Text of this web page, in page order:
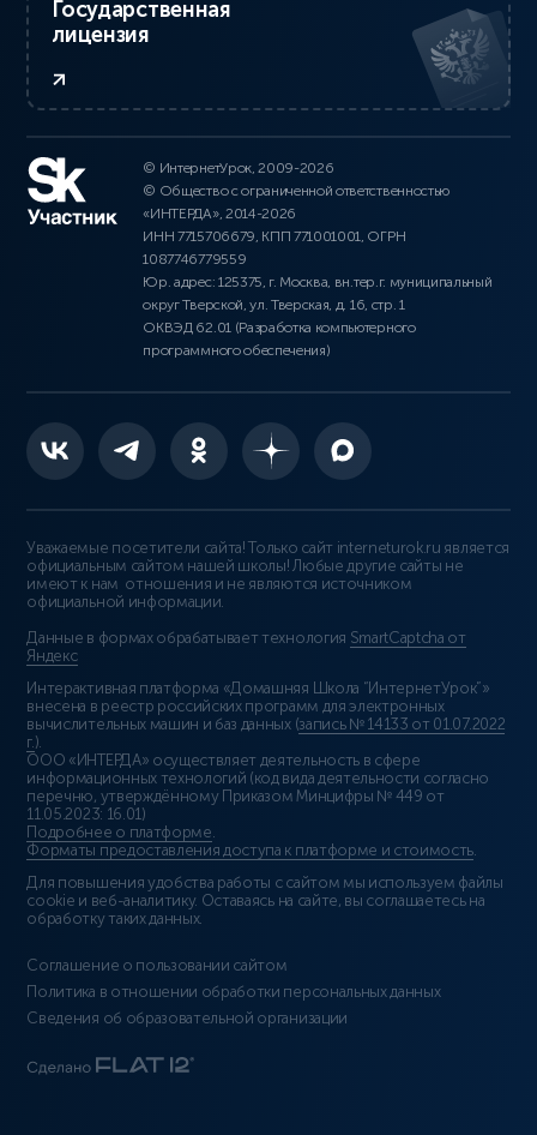
Государственная
лицензия
© ИнтернетУрок, 2009-2026
© Общество с ограниченной ответственностью
«ИНТЕРДА», 2014-2026
ИНН 7715706679, КПП 771001001, ОГРН
1087746779559
Юр. адрес: 125375, г. Москва, вн.тер.г. муниципальный
округ Тверской, ул. Тверская, д. 16, стр. 1
ОКВЭД 62.01 (Разработка компьютерного
программного обеспечения)
Уважаемые посетители сайта! Только сайт interneturok.ru является
официальным сайтом нашей школы! Любые другие сайты не
имеют к нам отношения и не являются источником
официальной информации.
Данные в формах обрабатывает технология SmartCaptcha от
Яндекс
Интерактивная платформа «Домашняя Школа “ИнтернетУрок”»
внесена в реестр российских программ для электронных
вычислительных машин и баз данных (запись № 14133 от 01.07.2022
г.).
ООО «ИНТЕРДА» осуществляет деятельность в сфере
информационных технологий (код вида деятельности согласно
перечню, утверждённому Приказом Минцифры № 449 от
11.05.2023: 16.01)
Подробнее о платформе.
Форматы предоставления доступа к платформе и стоимость.
Для повышения удобства работы с сайтом мы используем файлы
cookie и веб-аналитику. Оставаясь на сайте, вы соглашаетесь на
обработку таких данных.
Соглашение о пользовании сайтом
Политика в отношении обработки персональных данных
Сведения об образовательной организации